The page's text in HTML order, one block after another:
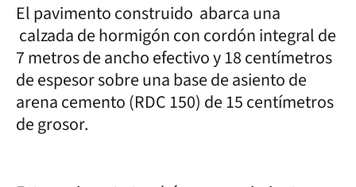
El pavimento construido abarca una
calzada de hormigón con cordón integral de
7 metros de ancho efectivo y 18 centímetros
de espesor sobre una base de asiento de
arena cemento (RDC 150) de 15 centímetros
de grosor.